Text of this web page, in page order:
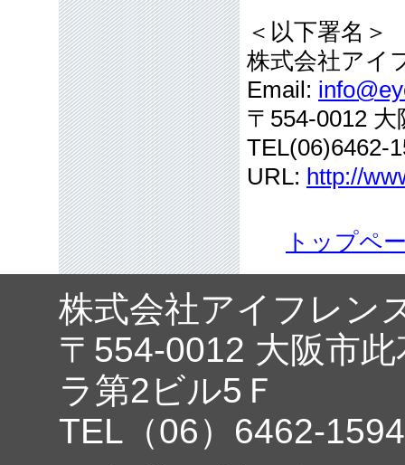
＜以下署名＞
株式会社アイ
Email:
〒554-0012
TEL(06)6462-
URL: http://
トップペ
株式会社アイフレン
〒554-0012 大阪市
ラ第2ビル5Ｆ
TEL（06）6462-